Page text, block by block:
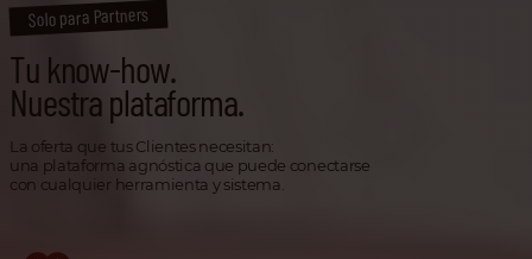
Solo para Partners
Tu know-how.
Nuestra plataforma.
La oferta que tus Clientes necesitan:
una plataforma agnóstica que puede conectarse
con cualquier herramienta y sistema.